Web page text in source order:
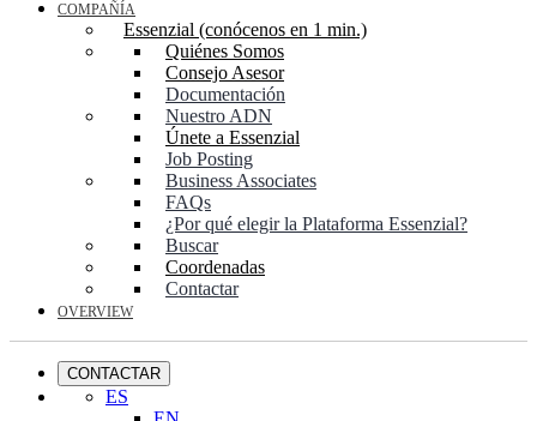
COMPAÑÍA
Essenzial (conócenos en 1 min.)
Quiénes Somos
Consejo Asesor
Documentación
Nuestro ADN
Únete a Essenzial
Job Posting
Business Associates
FAQs
¿Por qué elegir la Plataforma Essenzial?
Buscar
Coordenadas
Contactar
OVERVIEW
CONTACTAR
ES